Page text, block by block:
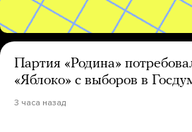
Партия «Родина»
«Яблоко» с выборов в
3 часа назад